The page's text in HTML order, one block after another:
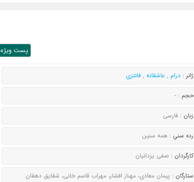
پست ويژه
ژانر :درام ,عاشقانه ,فانتزی
حجم :-
زبان :فارسی
رده سني :همه سنین
کارگردان :صفی یزدانیان
ستارگان : پیمان معادی، مهناز افشار، مهراب قاسم خانی، شقایق دهقان